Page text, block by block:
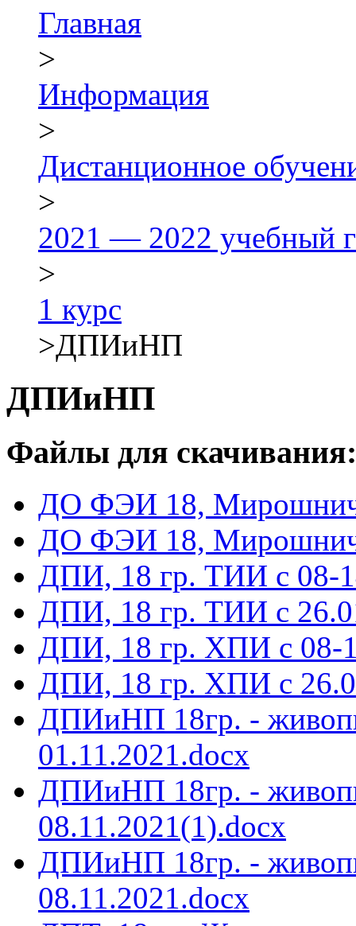
Главная
>
Информация
>
Дистанционное
>
2021 — 2022 учебный
>
1 курс
>ДПИиНП
ДПИиНП
Файлы для скачивания:
ДО ФЭИ 18,
ДО ФЭИ 18,
ДПИ, 18 гр. ТИИ с 08-
ДПИ, 18 гр. ТИИ с
ДПИ, 18 гр. ХПИ с 08-
ДПИ, 18 гр. ХПИ с
ДПИиНП 18гр. -
01.11.2021.docx
ДПИиНП 18гр. -
08.11.2021(1).docx
ДПИиНП 18гр. -
08.11.2021.docx